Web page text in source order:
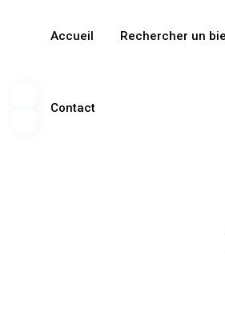
Accueil Rechercher un
Contact